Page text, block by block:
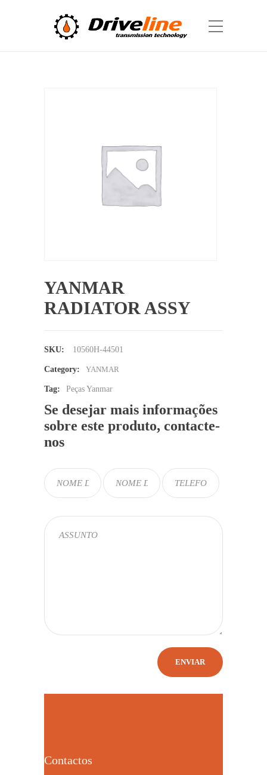
YANMAR
RADIATOR ASSY
SKU: 10560H-44501
Category: YANMAR
Tag: Peças Yanmar
Se desejar mais informações
sobre este produto, contacte-
nos
Contactos